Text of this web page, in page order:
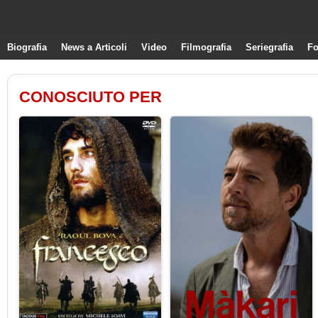
Biografia News a Articoli Video Filmografia Seriegrafia
CONOSCIUTO PER